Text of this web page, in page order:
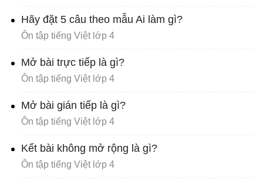
Hãy đặt 5 câu theo mẫu Ai làm gì?
Ôn tập tiếng Việt lớp 4
Mở bài trực tiếp là gì?
Ôn tập tiếng Việt lớp 4
Mở bài gián tiếp là gì?
Ôn tập tiếng Việt lớp 4
Kết bài không mở rộng là gì?
Ôn tập tiếng Việt lớp 4